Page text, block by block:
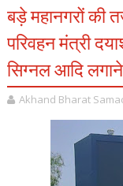
बड़े महानगरों की
परिवहन मंत्री
सिग्नल आदि
Akhand Bharat